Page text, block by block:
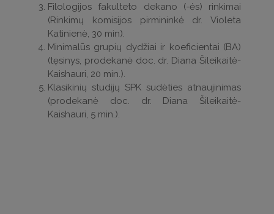
Filologijos fakulteto dekano (-ės) rinkimai
(Rinkimų komisijos pirmininkė dr. Violeta
Katinienė, 30 min).
Minimalūs grupių dydžiai ir koeficientai (BA)
(tęsinys, prodekanė doc. dr. Diana Šileikaitė-
Kaishauri, 20 min.).
Klasikinių studijų SPK sudėties atnaujinimas
(prodekanė doc. dr. Diana Šileikaitė-
Kaishauri, 5 min.).